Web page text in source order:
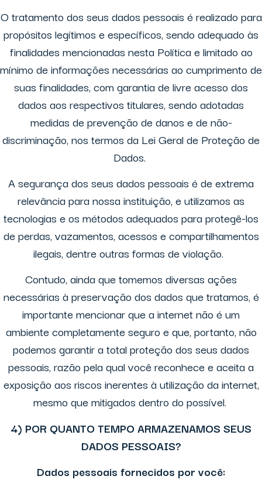
O tratamento dos seus dados pessoais é realizado para
propósitos legítimos e específicos, sendo adequado às
finalidades mencionadas nesta Política e limitado ao
mínimo de informações necessárias ao cumprimento de
suas finalidades, com garantia de livre acesso dos
dados aos respectivos titulares, sendo adotadas
medidas de prevenção de danos e de não-
discriminação, nos termos da Lei Geral de Proteção de
Dados.
A segurança dos seus dados pessoais é de extrema
relevância para nossa instituição, e utilizamos as
tecnologias e os métodos adequados para protegê-los
de perdas, vazamentos, acessos e compartilhamentos
ilegais, dentre outras formas de violação.
Contudo, ainda que tomemos diversas ações
necessárias à preservação dos dados que tratamos, é
importante mencionar que a internet não é um
ambiente completamente seguro e que, portanto, não
podemos garantir a total proteção dos seus dados
pessoais, razão pela qual você reconhece e aceita a
exposição aos riscos inerentes à utilização da internet,
mesmo que mitigados dentro do possível.
4) POR QUANTO TEMPO ARMAZENAMOS SEUS
DADOS PESSOAIS?
Dados pessoais fornecidos por você: